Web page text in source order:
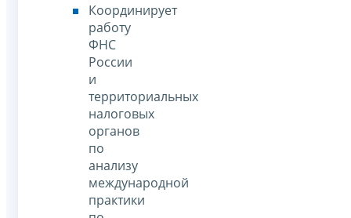
Координирует
работу
ФНС
России
и
территориальных
налоговых
органов
по
анализу
международной
практики